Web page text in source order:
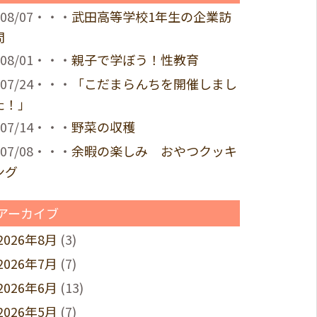
08/07・・・ 武田高等学校1年生の企業訪
08/01・・・ 親子で学ぼう！性教育
07/24・・・
「こだまらんちを開催しまし
」
07/14・・・ 野菜の収穫
07/08・・・ 余暇の楽しみ おやつクッキ
グ
ーカイブ
年8月 (3)
年7月 (7)
年6月 (13)
年5月 (7)